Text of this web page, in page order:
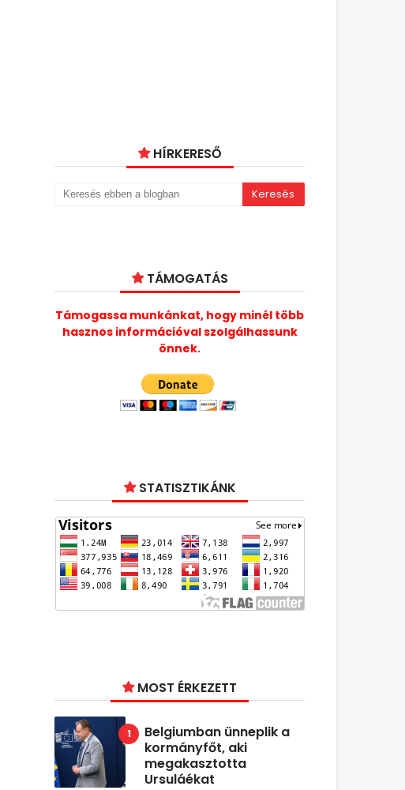
HÍRKERESŐ
TÁMOGATÁS
Támogassa munkánkat, hogy minél több
hasznos információval szolgálhassunk
önnek.
STATISZTIKÁNK
MOST ÉRKEZETT
Belgiumban ünneplik a
kormányfőt, aki
megakasztotta
Ursuláékat